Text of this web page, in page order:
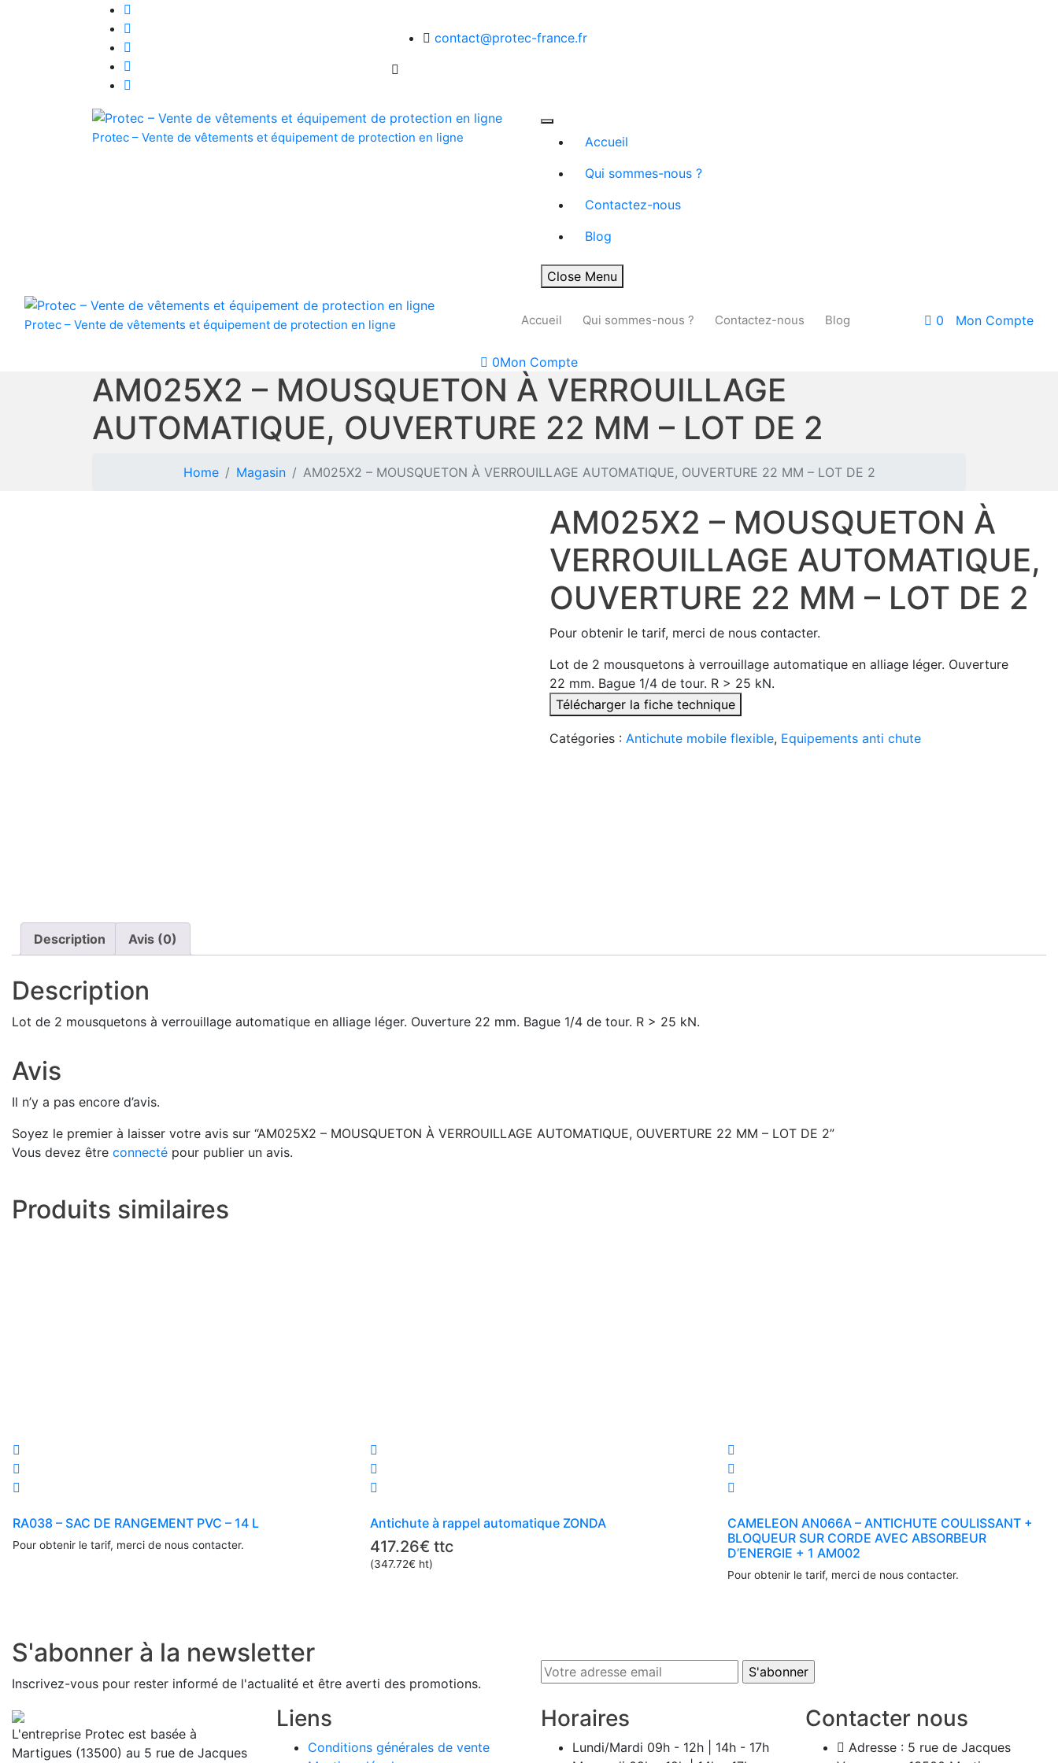
contact@protec-france.fr
Protec – Vente de vêtements et équipement de protection en ligne
Accueil
Qui sommes-nous ?
Contactez-nous
Blog
Close Menu
Protec – Vente de vêtements et équipement de protection en ligne Accueil Qui sommes-nous ? Contactez-nous Blog 0 Mon Compte
0Mon Compte
AM025X2 – MOUSQUETON À VERROUILLAGE
AUTOMATIQUE, OUVERTURE 22 MM – LOT DE 2
Home Magasin AM025X2 – MOUSQUETON À VERROUILLAGE AUTOMATIQUE, OUVERTURE 22 MM – LOT DE 2
AM025X2 – MOUSQUETON À
VERROUILLAGE AUTOMATIQUE,
OUVERTURE 22 MM – LOT DE 2
Pour obtenir le tarif, merci de nous contacter.
Lot de 2 mousquetons à verrouillage automatique en alliage léger. Ouverture
22 mm. Bague 1/4 de tour. R > 25 kN.
Télécharger la fiche technique
Catégories : Antichute mobile flexible, Equipements anti chute
Description Avis (0)
Description
Lot de 2 mousquetons à verrouillage automatique en alliage léger. Ouverture 22 mm. Bague 1/4 de tour. R > 25 kN.
Avis
Il n’y a pas encore d’avis.
Soyez le premier à laisser votre avis sur “AM025X2 – MOUSQUETON À VERROUILLAGE AUTOMATIQUE, OUVERTURE 22 MM – LOT DE 2”
Vous devez être connecté pour publier un avis.
Produits similaires
RA038 – SAC DE RANGEMENT PVC – 14 L
Pour obtenir le tarif, merci de nous contacter.
Antichute à rappel automatique ZONDA
417.26€ ttc
(347.72€ ht)
CAMELEON AN066A – ANTICHUTE COULISSANT +
BLOQUEUR SUR CORDE AVEC ABSORBEUR
D’ENERGIE + 1 AM002
Pour obtenir le tarif, merci de nous contacter.
S'abonner à la newsletter
Inscrivez-vous pour rester informé de l'actualité et être averti des promotions.
L'entreprise Protec est basée à
Martigues (13500) au 5 rue de Jacques
Liens
Conditions générales de vente
Horaires
Lundi/Mardi 09h - 12h | 14h - 17h
Contacter nous
Adresse : 5 rue de Jacques